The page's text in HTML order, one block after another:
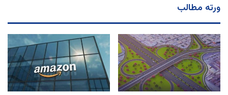
ورته مطالب